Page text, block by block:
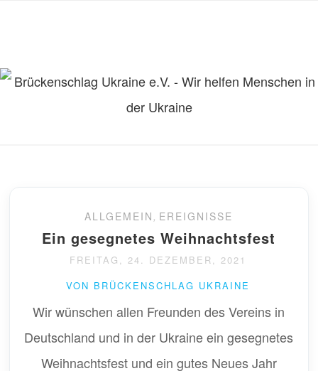
ALLGEMEIN, EREIGNISSE
Ein gesegnetes Weihnachtsfest
FREITAG, 24. DEZEMBER, 2021
VON BRÜCKENSCHLAG UKRAINE
Wir wünschen allen Freunden des Vereins in
Deutschland und in der Ukraine ein gesegnetes
Weihnachtsfest und ein gutes Neues Jahr